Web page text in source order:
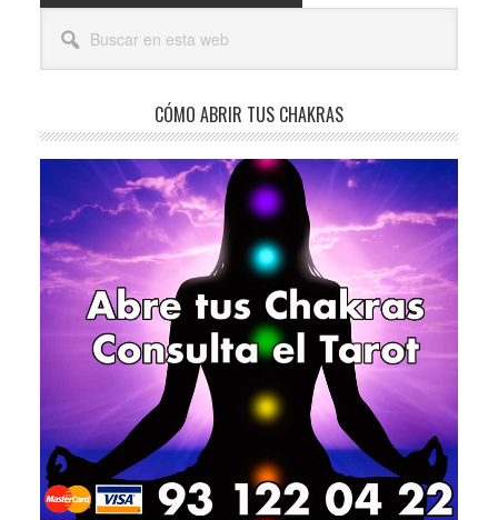
Barra
lateral
principal
esta
CÓMO ABRIR TUS CHAKRAS